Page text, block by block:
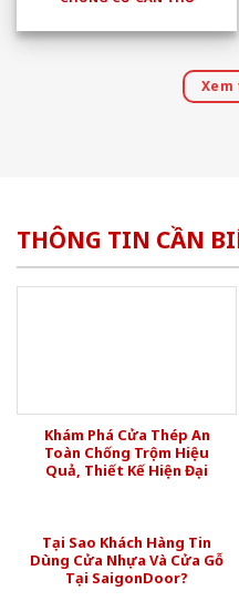
Xem
THÔNG TIN CẦN
Khám Phá Cửa Thép An
Toàn Chống Trộm Hiệu
Quả, Thiết Kế Hiện Đại
Tại Sao Khách Hàng Tin
Dùng Cửa Nhựa Và Cửa Gỗ
Tại SaigonDoor?